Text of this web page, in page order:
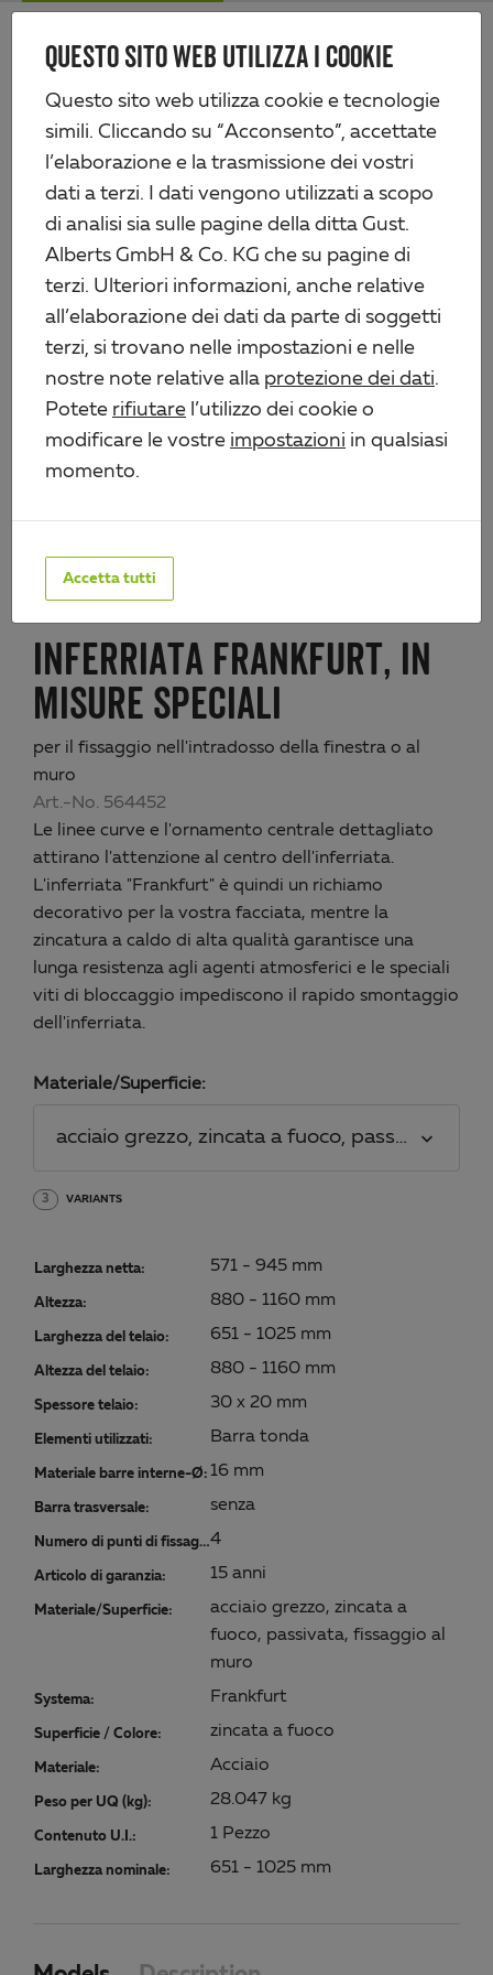
QUESTO SITO WEB UTILIZZA I COOKIE
Questo sito web utilizza cookie e tecnologie
simili. Cliccando su “Acconsento”, accettate
l’elaborazione e la trasmissione dei vostri
dati a terzi. I dati vengono utilizzati a scopo
di analisi sia sulle pagine della ditta Gust.
Alberts GmbH & Co. KG che su pagine di
terzi. Ulteriori informazioni, anche relative
all’elaborazione dei dati da parte di soggetti
terzi, si trovano nelle impostazioni e nelle
nostre note relative alla protezione dei dati.
Potete rifiutare l’utilizzo dei cookie o
modificare le vostre impostazioni in qualsiasi
momento.
Accetta tutti
Skip
content
Alberts
Prodotti Ferramenta
Inferriate in ferro battuto
Inferriata Frankfurt, in misure speciali
INFERRIATA FRANKFURT, IN
MISURE SPECIALI
per il fissaggio nell'intradosso della finestra o al
muro
Art.-No. 564452
Le linee curve e l'ornamento centrale dettagliato
attirano l'attenzione al centro dell'inferriata.
L'inferriata "Frankfurt" è quindi un richiamo
decorativo per la vostra facciata, mentre la
zincatura a caldo di alta qualità garantisce una
lunga resistenza agli agenti atmosferici e le speciali
viti di bloccaggio impediscono il rapido smontaggio
dell'inferriata.
Materiale/Superficie:
acciaio grezzo, zincata a fuoco, passivata,
3 VARIANTS
Larghezza netta: 571 - 945 mm
Altezza: 880 - 1160 mm
Larghezza del telaio: 651 - 1025 mm
Altezza del telaio: 880 - 1160 mm
Spessore telaio: 30 x 20 mm
Elementi utilizzati: Barra tonda
Materiale barre interne-Ø: 16 mm
Barra trasversale: senza
Numero di punti di fissaggio:4
Articolo di garanzia: 15 anni
Materiale/Superficie:
acciaio grezzo, zincata a
fuoco, passivata, fissaggio al
muro
Systema: Frankfurt
Superficie / Colore: zincata a fuoco
Materiale: Acciaio
Peso per UQ (kg): 28.047 kg
Contenuto U.I.: 1 Pezzo
Larghezza nominale: 651 - 1025 mm